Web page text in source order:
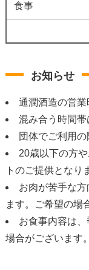
食事
お知らせ
通潤酒造の営
混み合う時間帯
団体でご利用の
20歳以下の方
トのご提供となり
お肉が苦手な
ます。ご希望の場
お食事内容は
場合がございます。